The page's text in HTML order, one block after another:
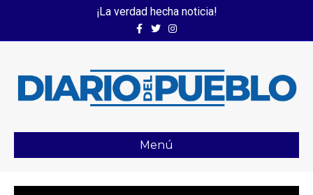
¡La verdad hecha noticia!
FacebookTwitterInstagram
Menú